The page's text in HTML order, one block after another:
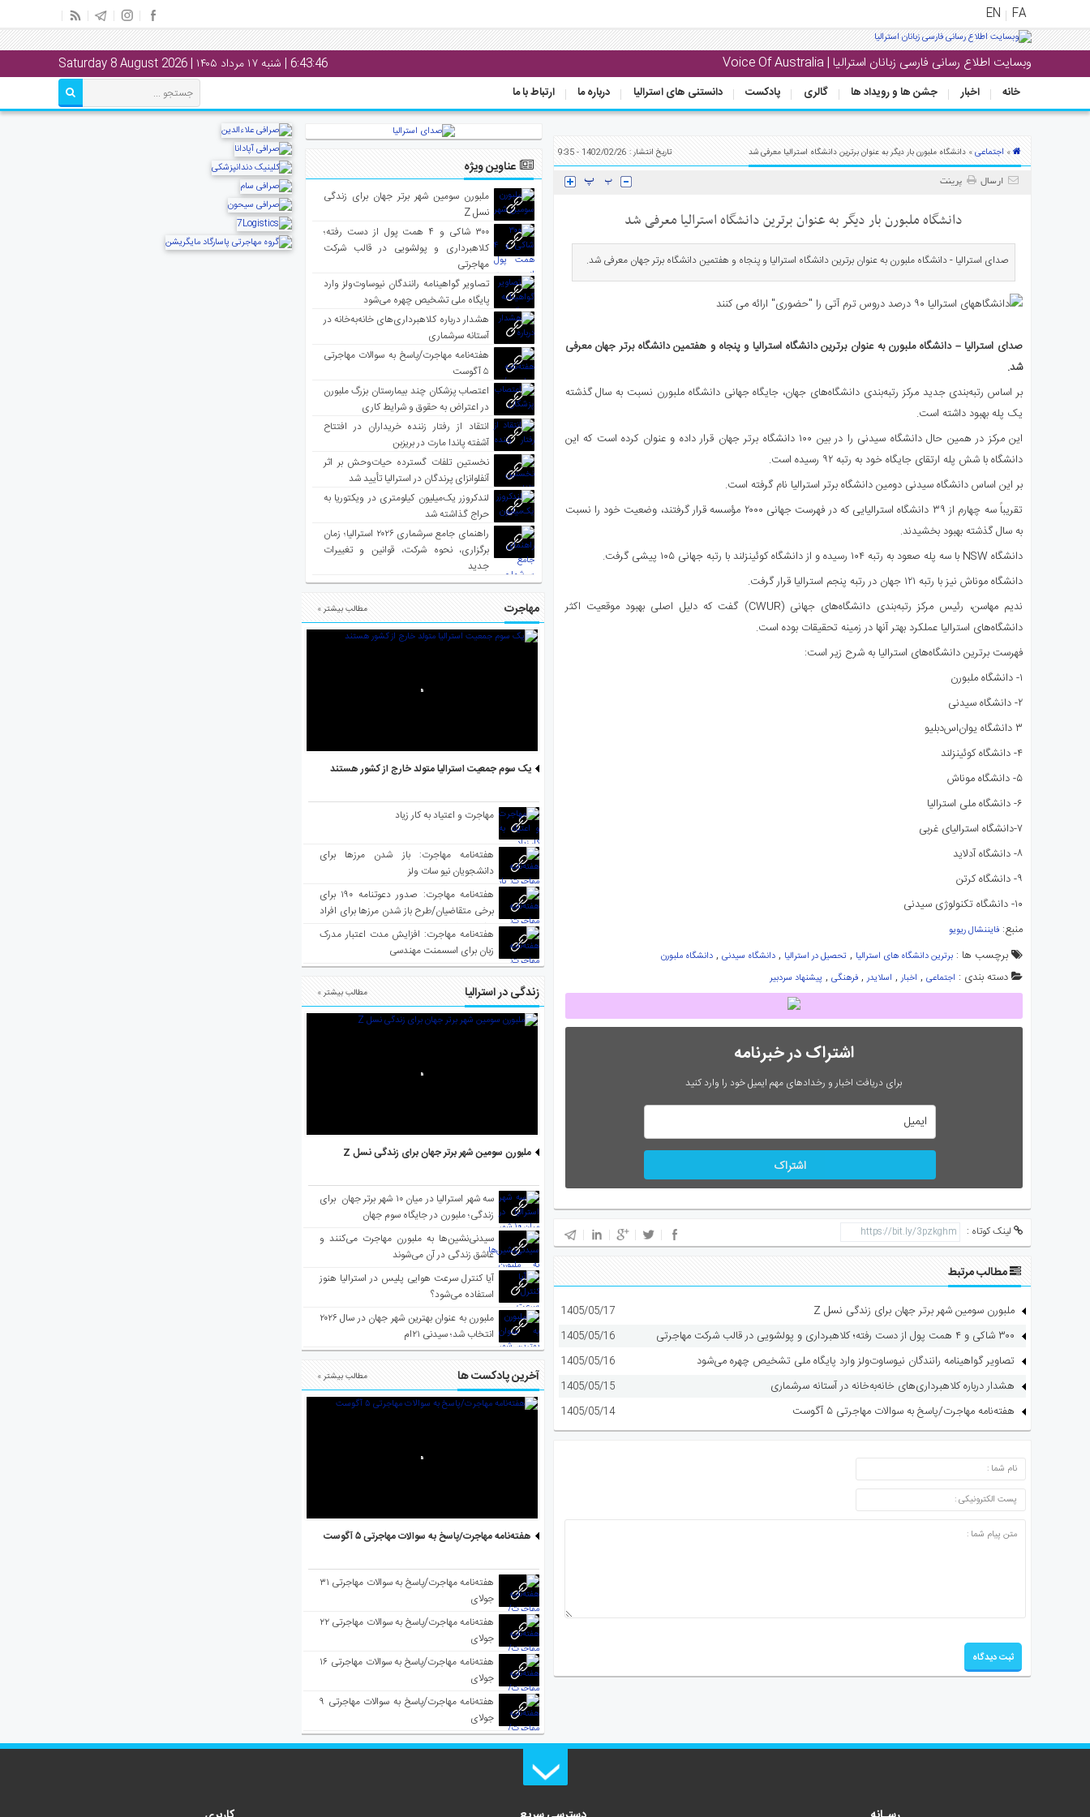
FA
EN
وبسایت اطلاع رسانی فارسی زبانان استرالیا | Voice Of Australia 6:43:47 | شنبه ۱۷ مرداد ۱۴۰۵ | Saturday 8 August 2026
خانه اخبار جشن ها و رویداد ها گالری پادکست دانستنی های استرالیا درباره ما ارتباط با ما
اصلی
خانه
» اجتماعی» دانشگاه ملبورن بار دیگر به عنوان برترین دانشگاه‌ استرالیا معرفی شد تاریخ انتشار : 1402/02/26 - 9:35
ارسال پرینت
دانشگاه ملبورن بار دیگر به عنوان برترین دانشگاه‌ استرالیا معرفی شد
صدای استرالیا - دانشگاه ملبورن به عنوان برترین دانشگاه استرالیا و پنجاه و هفتمین دانشگاه برتر جهان معرفی شد.
صدای استرالیا – دانشگاه ملبورن به عنوان برترین دانشگاه استرالیا و پنجاه و هفتمین دانشگاه برتر جهان معرفی
شد.
بر اساس رتبه‌بندی جدید مرکز رتبه‌بندی دانشگاه‌های جهان، جایگاه جهانی دانشگاه ملبورن نسبت به سال گذشته
یک پله بهبود داشته است.
این مرکز در همین حال دانشگاه سیدنی را در بین ۱۰۰ دانشگاه برتر جهان قرار داده و عنوان کرده است که این
دانشگاه با شش پله ارتقای جایگاه خود به رتبه ۹۲ رسیده است.
بر این اساس دانشگاه سیدنی دومین دانشگاه برتر استرالیا نام گرفته است.
تقریباً سه چهارم از ۳۹ دانشگاه استرالیایی که در فهرست جهانی ۲۰۰۰ مؤسسه قرار گرفتند، وضعیت خود را نسبت
به سال گذشته بهبود بخشیدند.
دانشگاه NSW با سه پله صعود به رتبه ۱۰۴ رسیده و از دانشگاه کوئینزلند با رتبه جهانی ۱۰۵ پیشی گرفت.
دانشگاه موناش نیز با رتبه ۱۲۱ جهان در رتبه پنجم استرالیا قرار گرفت.
ندیم مهاسن، رئیس مرکز رتبه‌بندی دانشگاه‌های جهانی (CWUR) گفت که دلیل اصلی بهبود موقعیت اکثر
دانشگاه‌های استرالیا عملکرد بهتر آنها در زمینه تحقیقات بوده است.
فهرست برترین دانشگاه‌های استرالیا به شرح زیر است:
۱- دانشگاه ملبورن
۲- دانشگاه سیدنی
۳ دانشگاه یو‌ان‌اس‌دبلیو
۴- دانشگاه کوئینزلند
۵- دانشگاه موناش
۶- دانشگاه ملی استرالیا
۷-دانشگاه استرالیای غربی
۸- دانشگاه آدلاید
۹- دانشگاه کرتن
۱۰- دانشگاه تکنولوژی سیدنی
منبع: فایننشال ریویو
برچسب ها : برترین دانشگاه های استرالیا , تحصیل در استرالیا , دانشگاه سیدنی , دانشگاه ملبورن
دسته بندی : اجتماعی , اخبار, اسلایدر, فرهنگی , پیشنهاد سردبیر
اشتراک در خبرنامه
برای دریافت اخبار و رخدادهای مهم ایمیل خود را وارد کنید
اشتراک
لینک کوتاه :
مطالب مرتبط
ملبورن سومین شهر برتر جهان برای زندگی نسل Z 1405/05/17
۳۰۰ شاکی و ۴ همت پول از دست رفته؛ کلاهبرداری و پولشویی در قالب شرکت مهاجرتی 1405/05/16
تصاویر گواهینامه رانندگان نیوساوت‌ولز وارد پایگاه ملی تشخیص چهره می‌شود 1405/05/16
هشدار درباره کلاهبرداری‌های خانه‌به‌خانه در آستانه سرشماری 1405/05/15
هفته‌نامه مهاجرت/پاسخ به سوالات مهاجرتی ۵ آگوست 1405/05/14
ارسال دیدگاه
عناوین ویژه
ملبورن سومین شهر برتر جهان برای زندگی
نسل Z
۳۰۰ شاکی و ۴ همت پول از دست رفته؛
کلاهبرداری و پولشویی در قالب شرکت
مهاجرتی
تصاویر گواهینامه رانندگان نیوساوت‌ولز وارد
پایگاه ملی تشخیص چهره می‌شود
هشدار درباره کلاهبرداری‌های خانه‌به‌خانه در
آستانه سرشماری
هفته‌نامه مهاجرت/پاسخ به سوالات مهاجرتی
۵ آگوست
اعتصاب پزشکان چند بیمارستان بزرگ ملبورن
در اعتراض به حقوق و شرایط کاری
انتقاد از رفتار زننده خریداران در افتتاح
آشفته پاندا مارت در بریزبن
نخستین تلفات گسترده حیات‌وحش بر اثر
آنفلوانزای پرندگان در استرالیا تأیید شد
لندکروزر یک‌میلیون کیلومتری در ویکتوریا به
حراج گذاشته شد
راهنمای جامع سرشماری ۲۰۲۶ استرالیا؛ زمان
برگزاری، نحوه شرکت، قوانین و تغییرات
جدید
مهاجرت مطالب بیشتر »
یک سوم جمعیت استرالیا متولد خارج از کشور هستند
مهاجرت و اعتیاد به کار زیاد
هفته‌نامه مهاجرت: باز شدن مرزها برای
دانشجویان نیو سات ولز
هفته‌نامه مهاجرت: صدور دعوتنامه ۱۹۰ برای
برخی متقاضیان/طرح باز شدن مرزها برای افراد
واکسینه شده
هفته‌نامه مهاجرت: افزایش مدت اعتبار مدرک
زبان برای اسسمنت مهندسی
زندگی در استرالیا مطالب بیشتر »
ملبورن سومین شهر برتر جهان برای زندگی نسل Z
سه شهر استرالیا در میان ۱۰ شهر برتر جهان برای
زندگی؛ ملبورن در جایگاه سوم جهان
سیدنی‌نشین‌ها به ملبورن مهاجرت می‌کنند و
عاشق زندگی در آن می‌شوند
آیا کنترل سرعت هوایی پلیس در استرالیا هنوز
استفاده می‌شود؟
ملبورن به عنوان بهترین شهر جهان در سال ۲۰۲۶
انتخاب شد؛ سیدنی ۲۱‌ام
آخرین پادکست ها مطالب بیشتر »
هفته‌نامه مهاجرت/پاسخ به سوالات مهاجرتی ۵ آگوست
هفته‌نامه مهاجرت/پاسخ به سوالات مهاجرتی ۳۱
جولای
هفته‌نامه مهاجرت/پاسخ به سوالات مهاجرتی ۲۲
جولای
هفته‌نامه مهاجرت/پاسخ به سوالات مهاجرتی ۱۶
جولای
هفته‌نامه مهاجرت/پاسخ به سوالات مهاجرتی ۹
جولای